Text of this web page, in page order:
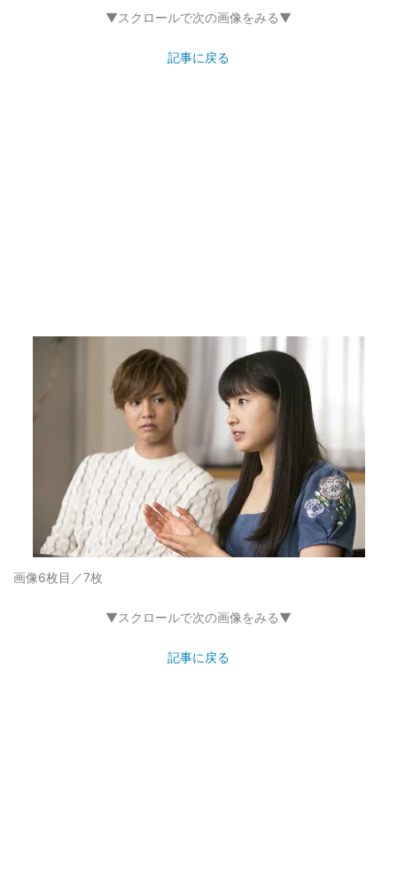
▼スクロールで次の画像をみる▼
記事に戻る
画像6枚目／7枚
▼スクロールで次の画像をみる▼
記事に戻る